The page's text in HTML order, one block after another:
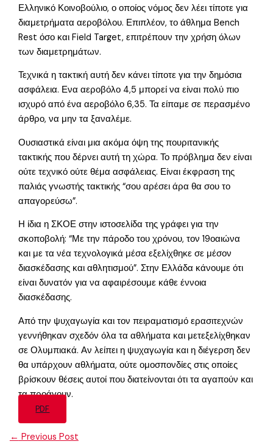
Ελληνικό Κοινοβούλιο, ο οποίος νόμος δεν λέει τίποτε για
διαμετρήματα αεροβόλου. Επιπλέον, το άθλημα Bench
Rest όσο και Field Target, επιτρέπουν την χρήση όλων
των διαμετρημάτων.
Τεχνικά η τακτική αυτή δεν κάνει τίποτε για την δημόσια
ασφάλεια. Ενα αεροβόλο 4,5 μπορεί να είναι πολύ πιο
ισχυρό από ένα αεροβόλο 6,35. Τα είπαμε σε περασμένο
άρθρο, να μην τα ξαναλέμε.
Ουσιαστικά είναι μια ακόμα όψη της πουριτανικής
τακτικής που δέρνει αυτή τη χώρα. Το πρόβλημα δεν είναι
ούτε τεχνικό ούτε θέμα ασφάλειας. Είναι έκφραση της
παλιάς γνωστής τακτικής “σου αρέσει άρα θα σου το
απαγορεύσω”.
Η ίδια η ΣΚΟΕ στην ιστοσελίδα της γράφει για την
σκοποβολή: “Με την πάροδο του χρόνου, τον 19οαιώνα
και με τα νέα τεχνολογικά μέσα εξελίχθηκε σε μέσον
διασκέδασης και αθλητισμού”. Στην Ελλάδα κάνουμε ότι
είναι δυνατόν για να αφαιρέσουμε κάθε έννοια
διασκέδασης.
Από την ψυχαγωγία και τον πειραματισμό ερασιτεχνών
γεννήθηκαν σχεδόν όλα τα αθλήματα και μετεξελίχθηκαν
σε Ολυμπιακά. Αν λείπει η ψυχαγωγία και η διέγερση δεν
θα υπάρχουν αθλήματα, ούτε ομοσπονδίες στις οποίες
βρίσκουν θέσεις αυτοί που διατείνονται ότι τα αγαπούν και
τα προάγουν.
PDF
← Previous Post